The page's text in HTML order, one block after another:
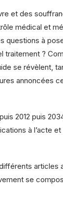
et des
médical et
à
traitement ?
se révèlent,
annoncées
2012 puis
à l’acte
articles
se